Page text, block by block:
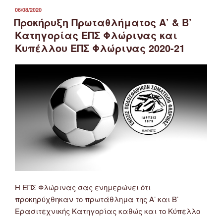
ΔΗΜΟΣΙΕΎΤΗΚΕ
ΣΤΙΣ
06/08/2020
Προκήρυξη Πρωταθλήματος Α’ & Β’
Κατηγορίας ΕΠΣ Φλώρινας και
Κυπέλλου ΕΠΣ Φλώρινας 2020-21
Η ΕΠΣ Φλώρινας σας ενημερώνει ότι
προκηρύχθηκαν το πρωτάθλημα της Α’ και Β’
Ερασιτεχνικής Κατηγορίας καθώς και το Κύπελλο